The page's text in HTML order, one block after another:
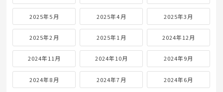
2025年5月 2025年4月 2025年3月
2025年2月 2025年1月 2024年12月
2024年11月 2024年10月 2024年9月
2024年8月 2024年7月 2024年6月